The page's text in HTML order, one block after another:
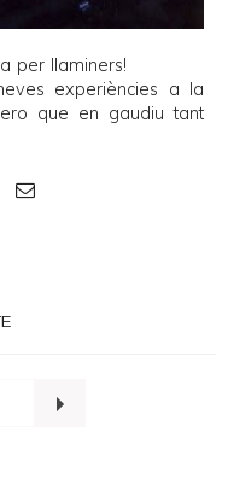
per llaminers!
experiències a la
que en gaudiu tant